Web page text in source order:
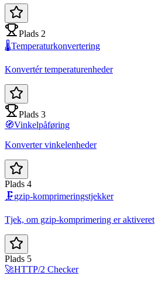
Plads 2
🌡️Temperaturkonvertering
Konvertér temperaturenheder
Plads 3
🧭Vinkelpåføring
Konverter vinkelenheder
Plads 4
🗜️gzip-komprimeringstjekker
Tjek, om gzip-komprimering er aktiveret
Plads 5
🚀HTTP/2 Checker